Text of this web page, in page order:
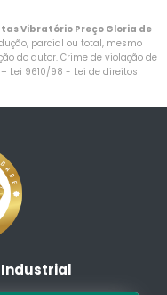
Vibratório Preço Gloria de
parcial ou total, mesmo
do autor. Crime de violação de
Lei 9610/98 - Lei de direitos